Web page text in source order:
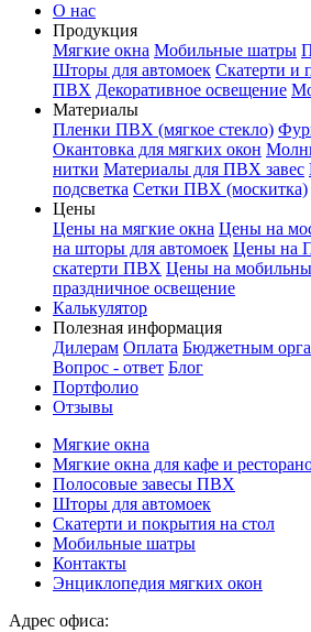
О нас
Продукция
Мягкие окна Мобильные шатры
Шторы для автомоек Скатерти и
ПВХ Декоративное освещение
Материалы
Пленки ПВХ (мягкое стекло)
Окантовка для мягких окон
нитки Материалы для ПВХ завес
подсветка Сетки ПВХ (москитка)
Цены
Цены на мягкие окна Цены на
на шторы для автомоек Цены на
скатерти ПВХ Цены на
праздничное освещение
Калькулятор
Полезная информация
Дилерам Оплата Бюджетным
Вопрос - ответ Блог
Портфолио
Отзывы
Мягкие окна
Мягкие окна для кафе и
Полосовые завесы ПВХ
Шторы для автомоек
Скатерти и покрытия на стол
Мобильные шатры
Контакты
Энциклопедия мягких окон
Адрес офиса: